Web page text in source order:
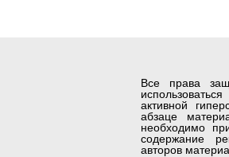
Все права
активной
абзаце
необходимо
содержание
авторов